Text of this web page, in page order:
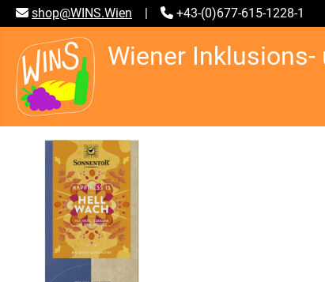
shop@WINS.Wien | +43-(0)677-615-1228-1
Wiener